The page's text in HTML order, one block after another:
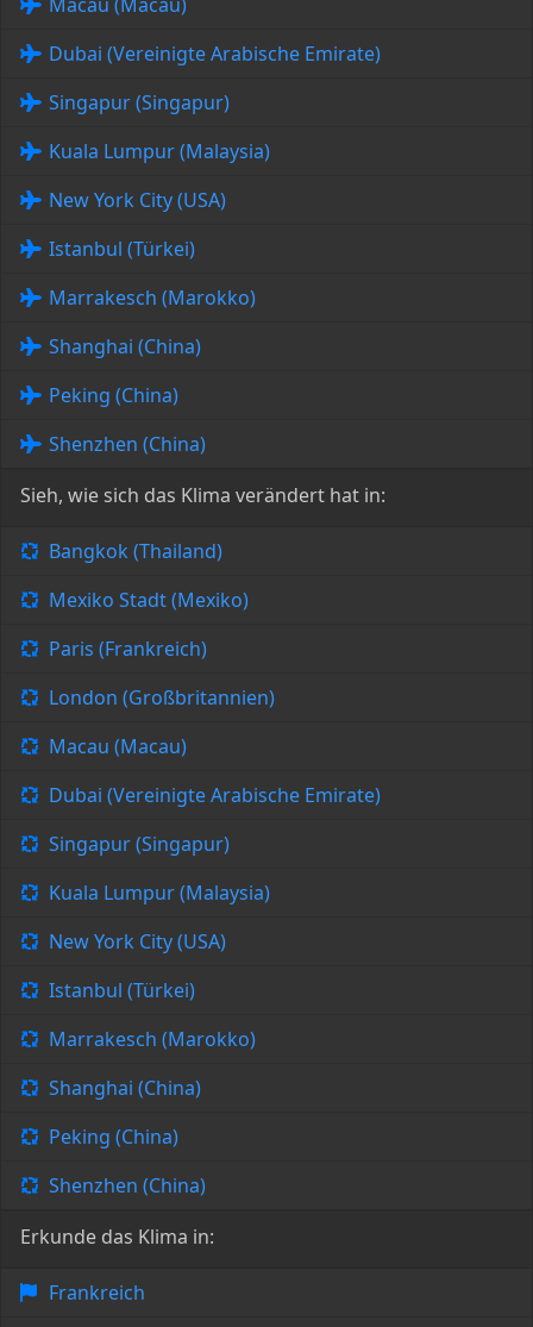
Dubai (Vereinigte Arabische Emirate)
Singapur (Singapur)
Kuala Lumpur (Malaysia)
New York City (USA)
Istanbul (Türkei)
Marrakesch (Marokko)
Shanghai (China)
Peking (China)
Shenzhen (China)
Sieh, wie sich das Klima verändert hat in:
Bangkok (Thailand)
Mexiko Stadt (Mexiko)
Paris (Frankreich)
London (Großbritannien)
Macau (Macau)
Dubai (Vereinigte Arabische Emirate)
Singapur (Singapur)
Kuala Lumpur (Malaysia)
New York City (USA)
Istanbul (Türkei)
Marrakesch (Marokko)
Shanghai (China)
Peking (China)
Shenzhen (China)
Erkunde das Klima in:
Frankreich